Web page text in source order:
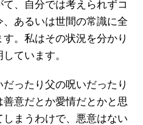
、自分では考えられずコ
あるいは世間の常識に全
。私はその状況を分かり
ています。
ったり父の呪いだったり
意だとか愛情だとかと思
まうわけで、悪意はない